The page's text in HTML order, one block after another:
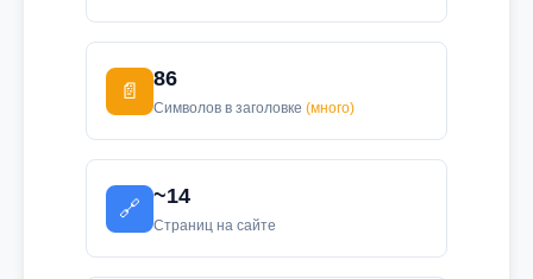
📄
86
Символов в заголовке (много)
🔗
~14
Страниц на сайте